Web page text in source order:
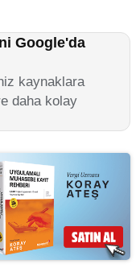
Google'da
kaynaklara
daha kolay